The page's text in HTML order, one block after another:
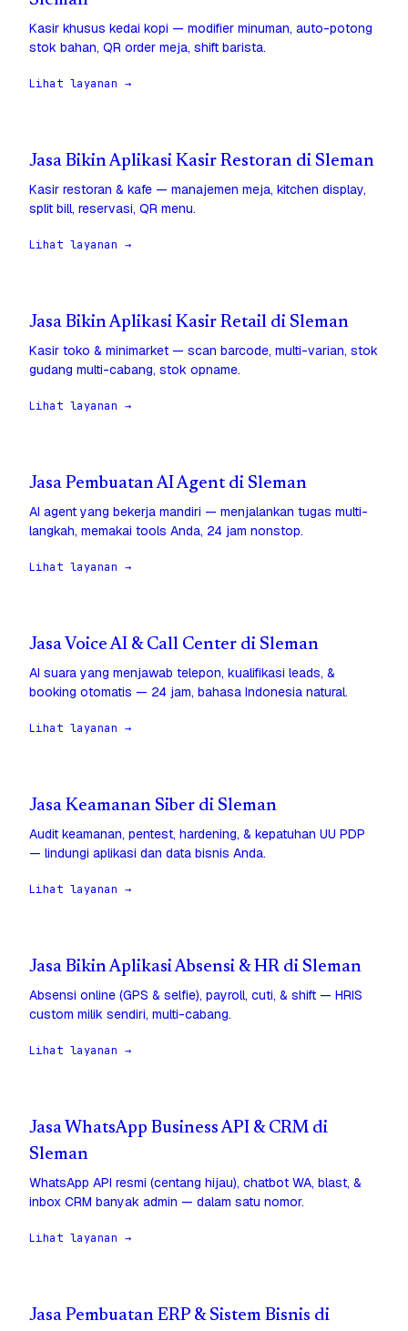
Kasir khusus kedai kopi — modifier minuman, auto-potong
stok bahan, QR order meja, shift barista.
Lihat layanan →
Jasa Bikin Aplikasi Kasir Restoran di Sleman
Kasir restoran & kafe — manajemen meja, kitchen display,
split bill, reservasi, QR menu.
Lihat layanan →
Jasa Bikin Aplikasi Kasir Retail di Sleman
Kasir toko & minimarket — scan barcode, multi-varian, stok
gudang multi-cabang, stok opname.
Lihat layanan →
Jasa Pembuatan AI Agent di Sleman
AI agent yang bekerja mandiri — menjalankan tugas multi-
langkah, memakai tools Anda, 24 jam nonstop.
Lihat layanan →
Jasa Voice AI & Call Center di Sleman
AI suara yang menjawab telepon, kualifikasi leads, &
booking otomatis — 24 jam, bahasa Indonesia natural.
Lihat layanan →
Jasa Keamanan Siber di Sleman
Audit keamanan, pentest, hardening, & kepatuhan UU PDP
— lindungi aplikasi dan data bisnis Anda.
Lihat layanan →
Jasa Bikin Aplikasi Absensi & HR di Sleman
Absensi online (GPS & selfie), payroll, cuti, & shift — HRIS
custom milik sendiri, multi-cabang.
Lihat layanan →
Jasa WhatsApp Business API & CRM di
Sleman
WhatsApp API resmi (centang hijau), chatbot WA, blast, &
inbox CRM banyak admin — dalam satu nomor.
Lihat layanan →
Jasa Pembuatan ERP & Sistem Bisnis di